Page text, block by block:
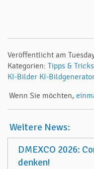
Veröffentlicht am
Kategorien: Tipps & Tricks
KI-Bilder KI-
Wenn Sie möchten,
Weitere News:
DMEXCO 2026:
denken!